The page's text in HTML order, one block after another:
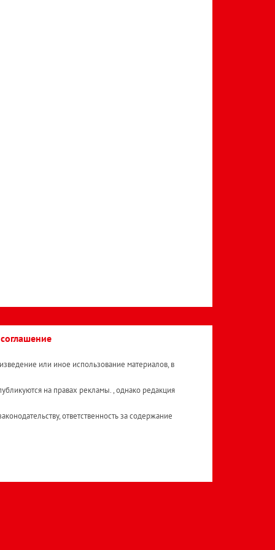
или иное использование материалов, в
на правах рекламы. , однако редакция
ответственность за содержание